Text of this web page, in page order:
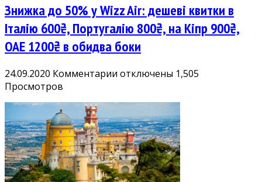
800₴,
Лісабона
800₴
Знижка до 50% у Wizz Air: дешеві квитки в
Італію 600₴, Португалію 800₴, на Кіпр 900₴,
ОАЕ 1200₴ в обидва боки
24.09.2020 Комментарии к
50%
у
Wizz
Air:
дешеві
отключены 1,505
Просмотров